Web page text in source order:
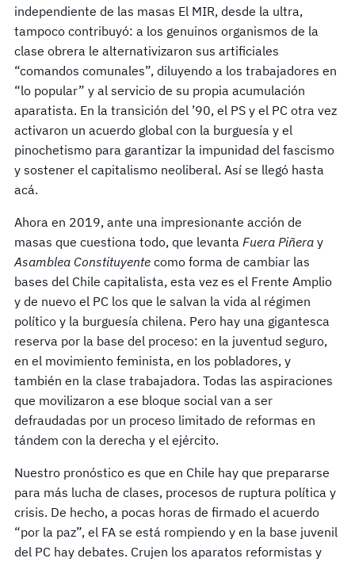
independiente de las masas El MIR, desde la ultra,
tampoco contribuyó: a los genuinos organismos de la
clase obrera le alternativizaron sus artificiales
“comandos comunales”, diluyendo a los trabajadores en
“lo popular” y al servicio de su propia acumulación
aparatista. En la transición del ’90, el PS y el PC otra vez
activaron un acuerdo global con la burguesía y el
pinochetismo para garantizar la impunidad del fascismo
y sostener el capitalismo neoliberal. Así se llegó hasta
acá.
Ahora en 2019, ante una impresionante acción de
masas que cuestiona todo, que levanta Fuera Piñera y
Asamblea Constituyente como forma de cambiar las
bases del Chile capitalista, esta vez es el Frente Amplio
y de nuevo el PC los que le salvan la vida al régimen
político y la burguesía chilena. Pero hay una gigantesca
reserva por la base del proceso: en la juventud seguro,
en el movimiento feminista, en los pobladores, y
también en la clase trabajadora. Todas las aspiraciones
que movilizaron a ese bloque social van a ser
defraudadas por un proceso limitado de reformas en
tándem con la derecha y el ejército.
Nuestro pronóstico es que en Chile hay que prepararse
para más lucha de clases, procesos de ruptura política y
crisis. De hecho, a pocas horas de firmado el acuerdo
“por la paz”, el FA se está rompiendo y en la base juvenil
del PC hay debates. Crujen los aparatos reformistas y